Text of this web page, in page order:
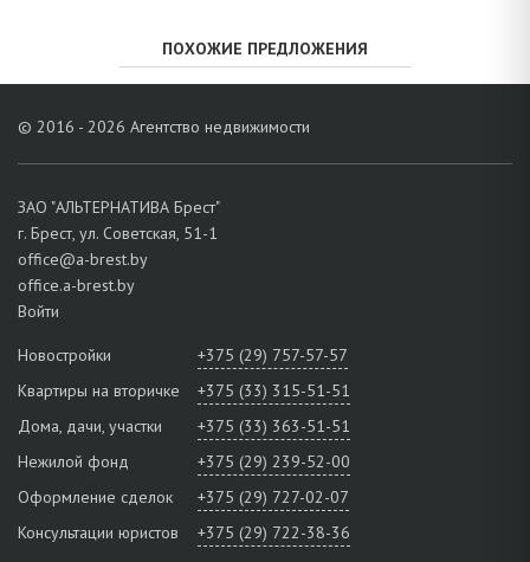
ПОХОЖИЕ ПРЕДЛОЖЕНИЯ
© 2016 - 2026 Агентство недвижимости
ЗАО "АЛЬТЕРНАТИВА Брест"
г. Брест, ул. Советская, 51-1
office@a-brest.by
office.a-brest.by
Войти
Новостройки
+375 (29) 757-57-57
Квартиры на вторичке
+375 (33) 315-51-51
Дома, дачи, участки
+375 (33) 363-51-51
Нежилой фонд
+375 (29) 239-52-00
Оформление сделок
+375 (29) 727-02-07
Консультации юристов
+375 (29) 722-38-36